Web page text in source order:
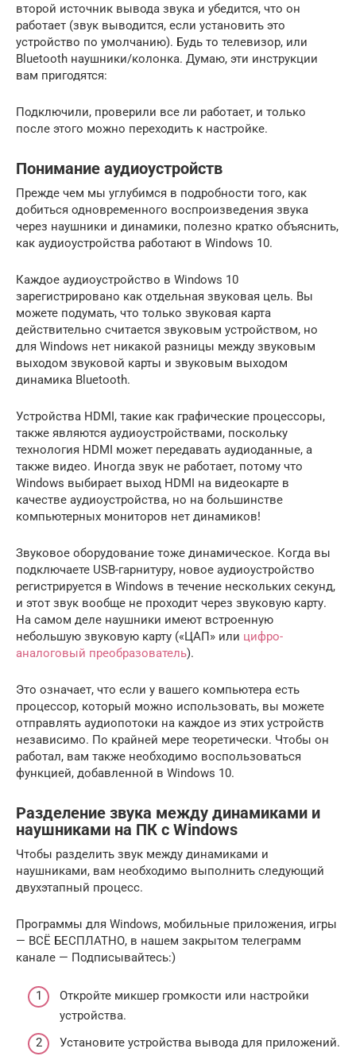
второй источник вывода звука и убедится, что он
работает (звук выводится, если установить это
устройство по умолчанию). Будь то телевизор, или
Bluetooth наушники/колонка. Думаю, эти инструкции
вам пригодятся:
Подключили, проверили все ли работает, и только
после этого можно переходить к настройке.
Понимание аудиоустройств
Прежде чем мы углубимся в подробности того, как
добиться одновременного воспроизведения звука
через наушники и динамики, полезно кратко объяснить,
как аудиоустройства работают в Windows 10.
Каждое аудиоустройство в Windows 10
зарегистрировано как отдельная звуковая цель. Вы
можете подумать, что только звуковая карта
действительно считается звуковым устройством, но
для Windows нет никакой разницы между звуковым
выходом звуковой карты и звуковым выходом
динамика Bluetooth.
Устройства HDMI, такие как графические процессоры,
также являются аудиоустройствами, поскольку
технология HDMI может передавать аудиоданные, а
также видео. Иногда звук не работает, потому что
Windows выбирает выход HDMI на видеокарте в
качестве аудиоустройства, но на большинстве
компьютерных мониторов нет динамиков!
Звуковое оборудование тоже динамическое. Когда вы
подключаете USB-гарнитуру, новое аудиоустройство
регистрируется в Windows в течение нескольких секунд,
и этот звук вообще не проходит через звуковую карту.
На самом деле наушники имеют встроенную
небольшую звуковую карту («ЦАП» или цифро-
аналоговый преобразователь).
Это означает, что если у вашего компьютера есть
процессор, который можно использовать, вы можете
отправлять аудиопотоки на каждое из этих устройств
независимо. По крайней мере теоретически. Чтобы он
работал, вам также необходимо воспользоваться
функцией, добавленной в Windows 10.
Разделение звука между динамиками и
наушниками на ПК с Windows
Чтобы разделить звук между динамиками и
наушниками, вам необходимо выполнить следующий
двухэтапный процесс.
Программы для Windows, мобильные приложения, игры
— ВСЁ БЕСПЛАТНО, в нашем закрытом телеграмм
канале — Подписывайтесь:)
Откройте микшер громкости или настройки
устройства.
Установите устройства вывода для приложений.